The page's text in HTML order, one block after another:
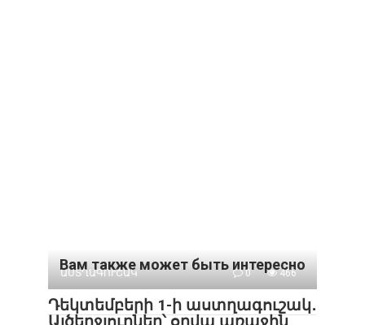
Вам также может быть интересно
ԱՍՏՂԱԳՈՒՇԱԿ 0 466
Դեկտեմբերի 1-ի աստղագուշակ․